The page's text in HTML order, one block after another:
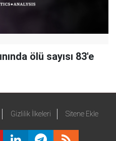
ölü sayısı 83'e
Gizlilik İlkeleri Sitene Ekle